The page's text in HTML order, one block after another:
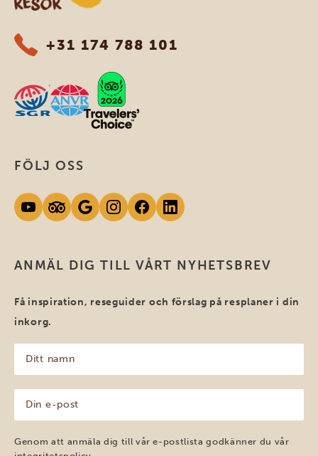
+31 174 788 101
ANMÄL DIG TILL VÅRT NYHETSBREV
Få inspiration, reseguider och förslag på resplaner i din
inkorg.
namn
(Obligatoriskt)
post
(Obligatoriskt)
Genom att anmäla dig till vår e-postlista godkänner du vår
FÖLJ OSS